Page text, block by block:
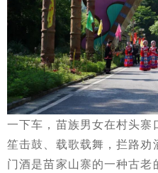
一下车，苗族男女在村头
笙击鼓、载歌载舞，拦路
门酒是苗家山寨的一种古老